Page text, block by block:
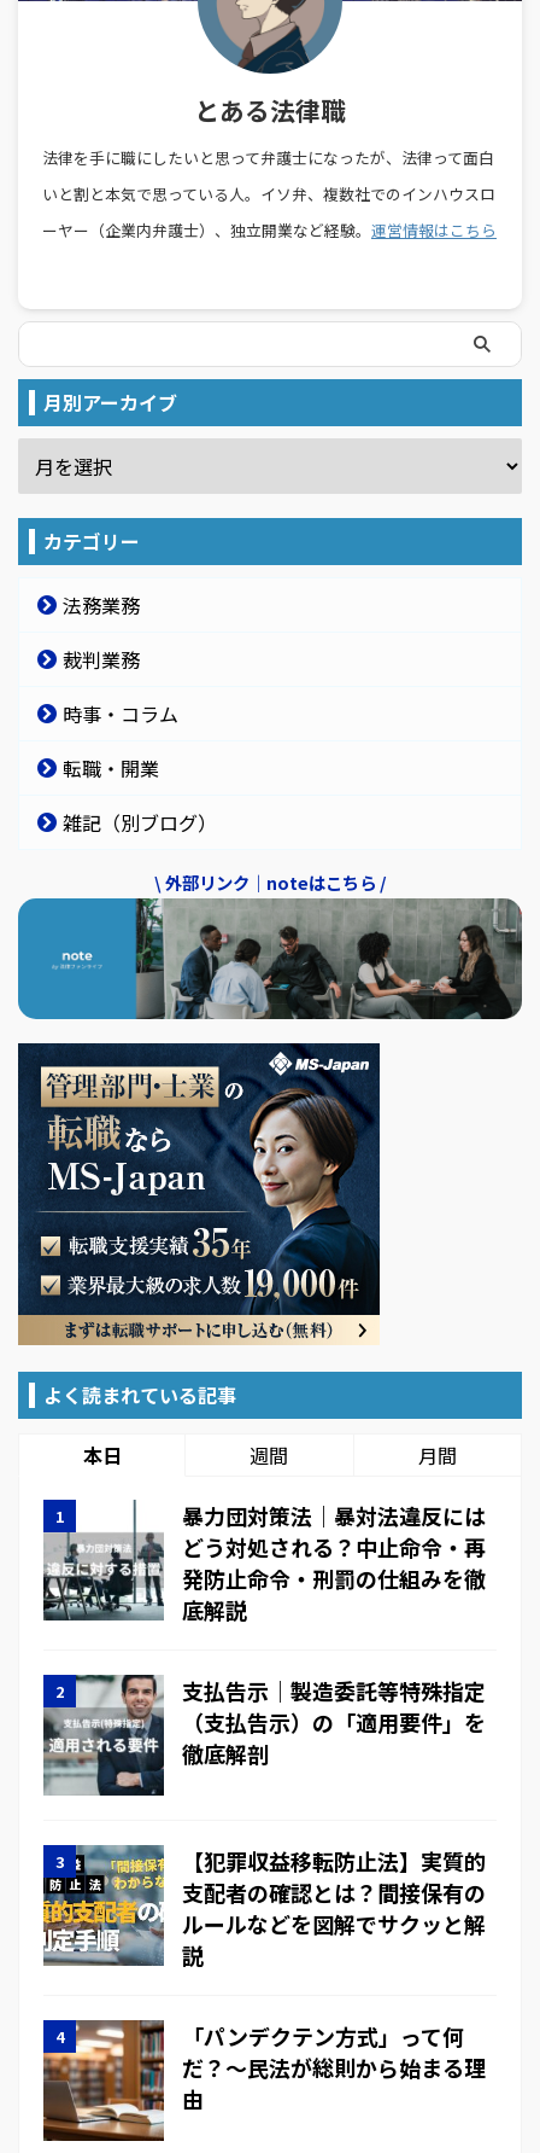
とある法律職
法律を手に職にしたいと思って弁護士になったが、法律って面白
いと割と本気で思っている人。イソ弁、複数社でのインハウスロ
ーヤー（企業内弁護士）、独立開業など経験。 運営情報はこちら
月別アーカイブ
カテゴリー
法務業務
裁判業務
時事・コラム
転職・開業
雑記（別ブログ）
\ 外部リンク｜noteはこちら /
よく読まれている記事
本日 週間 月間
暴力団対策法｜暴対法違反には
どう対処される？中止命令・再
発防止命令・刑罰の仕組みを徹
底解説
支払告示｜製造委託等特殊指定
（支払告示）の「適用要件」を
徹底解剖
【犯罪収益移転防止法】実質的
支配者の確認とは？間接保有の
ルールなどを図解でサクッと解
説
「パンデクテン方式」って何
だ？～民法が総則から始まる理
由